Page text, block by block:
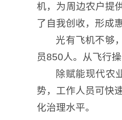
机，为周边农户提
了自我创收，形成
光有飞机不够
员850人。从飞行
除赋能现代农
势，工作人员可快
化治理水平。